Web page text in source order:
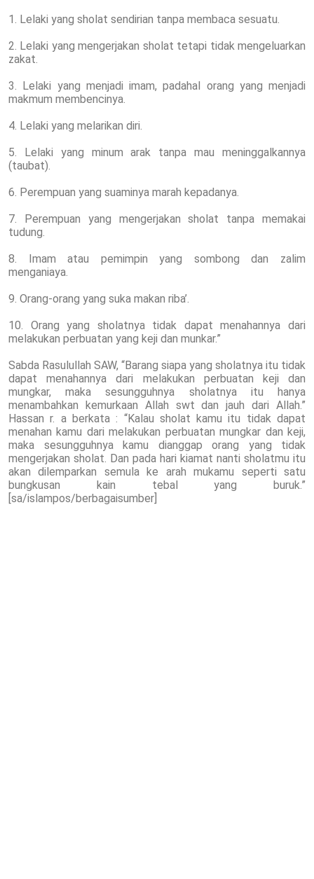
1. Lelaki yang sholat sendirian tanpa membaca sesuatu.
2. Lelaki yang mengerjakan sholat tetapi tidak mengeluarkan
zakat.
3. Lelaki yang menjadi imam, padahal orang yang menjadi
makmum membencinya.
4. Lelaki yang melarikan diri.
5. Lelaki yang minum arak tanpa mau meninggalkannya
(taubat).
6. Perempuan yang suaminya marah kepadanya.
7. Perempuan yang mengerjakan sholat tanpa memakai
tudung.
8. Imam atau pemimpin yang sombong dan zalim
menganiaya.
9. Orang-orang yang suka makan riba’.
10. Orang yang sholatnya tidak dapat menahannya dari
melakukan perbuatan yang keji dan munkar.”
Sabda Rasulullah SAW, “Barang siapa yang sholatnya itu tidak
dapat menahannya dari melakukan perbuatan keji dan
mungkar, maka sesungguhnya sholatnya itu hanya
menambahkan kemurkaan Allah swt dan jauh dari Allah.”
Hassan r. a berkata : “Kalau sholat kamu itu tidak dapat
menahan kamu dari melakukan perbuatan mungkar dan keji,
maka sesungguhnya kamu dianggap orang yang tidak
mengerjakan sholat. Dan pada hari kiamat nanti sholatmu itu
akan dilemparkan semula ke arah mukamu seperti satu
bungkusan kain tebal yang buruk.”
[sa/islampos/berbagaisumber]